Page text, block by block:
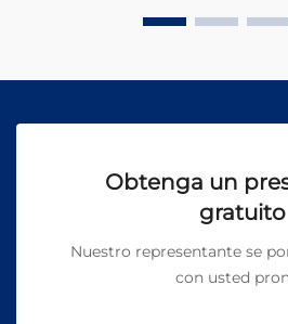
Obtenga un
gratuito
Nuestro representante se
con usted